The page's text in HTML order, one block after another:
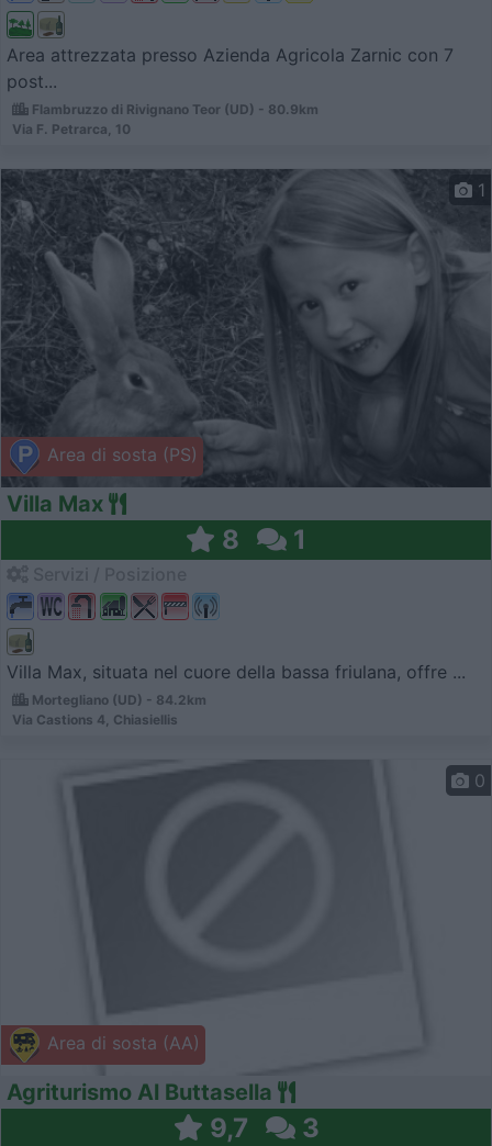
Area attrezzata presso Azienda Agricola Zarnic con 7
post...
Flambruzzo di Rivignano Teor (UD) - 80.9km
Via F. Petrarca, 10
Area di sosta (PS)
1
Villa Max
8 1
Villa Max, situata nel cuore della bassa friulana, offre ...
Mortegliano (UD) - 84.2km
Via Castions 4, Chiasiellis
Area di sosta (AA)
0
Agriturismo Al Buttasella
9,7 3